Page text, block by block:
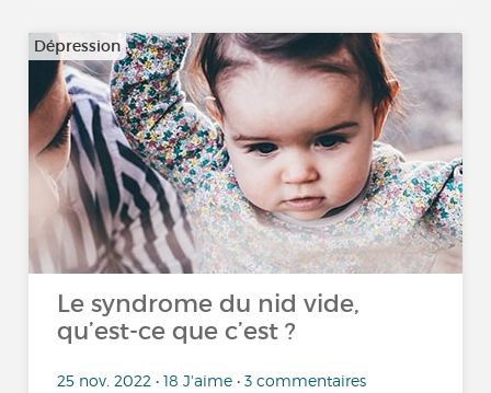
Dépression
Le syndrome du nid vide,
qu’est-ce que c’est ?
25 nov. 2022 • 18 J'aime • 3 commentaires